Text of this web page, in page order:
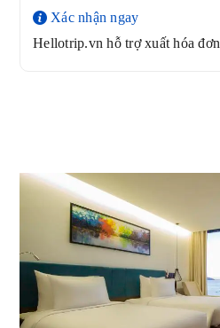
Xác nhận ngay
Hellotrip.vn hỗ trợ xuất hóa đơn